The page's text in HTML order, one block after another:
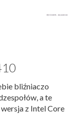
bliźniaczo
a te
z Intel Core